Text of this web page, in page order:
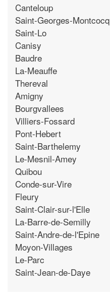
Canteloup
Saint-Georges-Montcocq
Saint-Lo
Canisy
Baudre
La-Meauffe
Thereval
Amigny
Bourgvallees
Villiers-Fossard
Pont-Hebert
Saint-Barthelemy
Le-Mesnil-Amey
Quibou
Conde-sur-Vire
Fleury
Saint-Clair-sur-l'Elle
La-Barre-de-Semilly
Saint-Andre-de-l'Epine
Moyon-Villages
Le-Parc
Saint-Jean-de-Daye